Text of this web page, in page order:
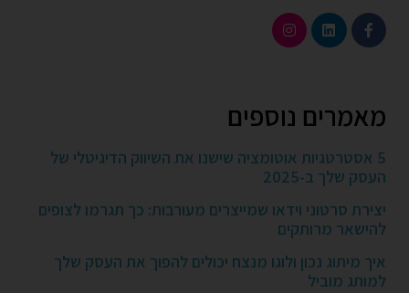
מאמרים נוספים
5 אסטרטגיות אוטומציה שישנו את השיווק הדיגיטלי של
העסק שלך ב-2025
יצירת סרטוני וידאו שמייצרים מעורבות: כך תגרמו לצופים
להישאר מרותקים
איך מיתוג נכון ולוגו מנצח יכולים להפוך את העסק שלך
למותג מוביל